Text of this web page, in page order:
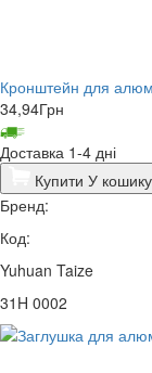
Кронштейн для
34,94Грн
Доставка 1-4 дні
Купити У кошику
Бренд:
Код:
Yuhuan Taize
31H 0002